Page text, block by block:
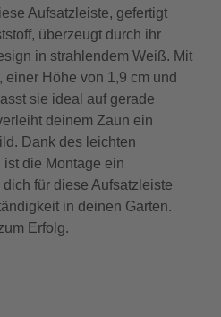
Aufsatzleiste, gefertigt
überzeugt durch ihr
in strahlendem Weiß. Mit
Höhe von 1,9 cm und
sie ideal auf gerade
deinem Zaun ein
Dank des leichten
die Montage ein
für diese Aufsatzleiste
in deinen Garten.
Erfolg.